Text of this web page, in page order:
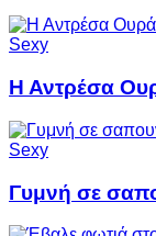
Sexy
Η Αντρέσα
Sexy
Γυμνή σε